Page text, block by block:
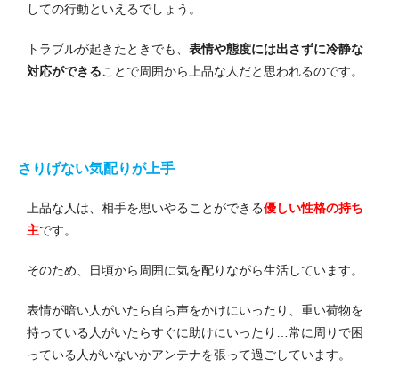
しての行動といえるでしょう。
トラブルが起きたときでも、 表情や態度には出さずに冷静な
対応ができることで周囲から上品な人だと思われるのです。
さりげない気配りが上手
上品な人は、相手を思いやることができる優しい性格の持ち
主です。
そのため、日頃から周囲に気を配りながら生活しています。
表情が暗い人がいたら自ら声をかけにいったり、重い荷物を
持っている人がいたらすぐに助けにいったり…常に周りで困
っている人がいないかアンテナを張って過ごしています。